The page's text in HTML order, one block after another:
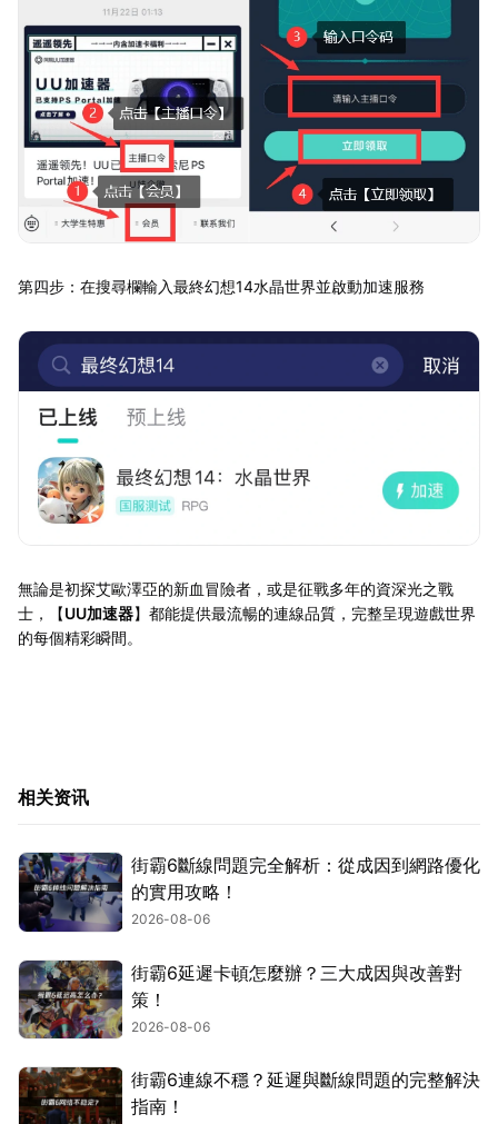
第四步：在搜尋欄輸入最終幻想14水晶世界並啟動加速服務
無論是初探艾歐澤亞的新血冒險者，或是征戰多年的資深光之戰
士，【UU加速器】都能提供最流暢的連線品質，完整呈現遊戲世界
的每個精彩瞬間。
相关资讯
街霸6斷線問題完全解析：從成因到網路優化
的實用攻略！
2026-08-06
街霸6延遲卡頓怎麼辦？三大成因與改善對
策！
2026-08-06
街霸6連線不穩？延遲與斷線問題的完整解決
指南！